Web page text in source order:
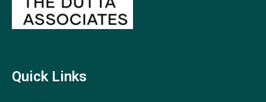
Quick Links